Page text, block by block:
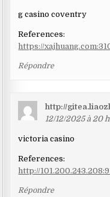
g casino coventry
References:
https://
Répondre
http://
12/12/2025 à 20
victoria casino
References:
http://
Répondre